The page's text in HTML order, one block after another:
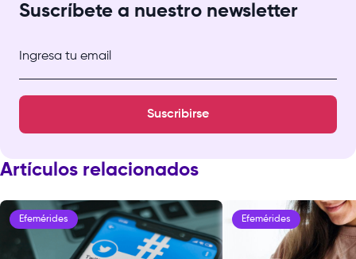
Suscríbete a nuestro newsletter
Ingresa tu email
Suscribirse
Artículos relacionados
Efemérides Efemérides